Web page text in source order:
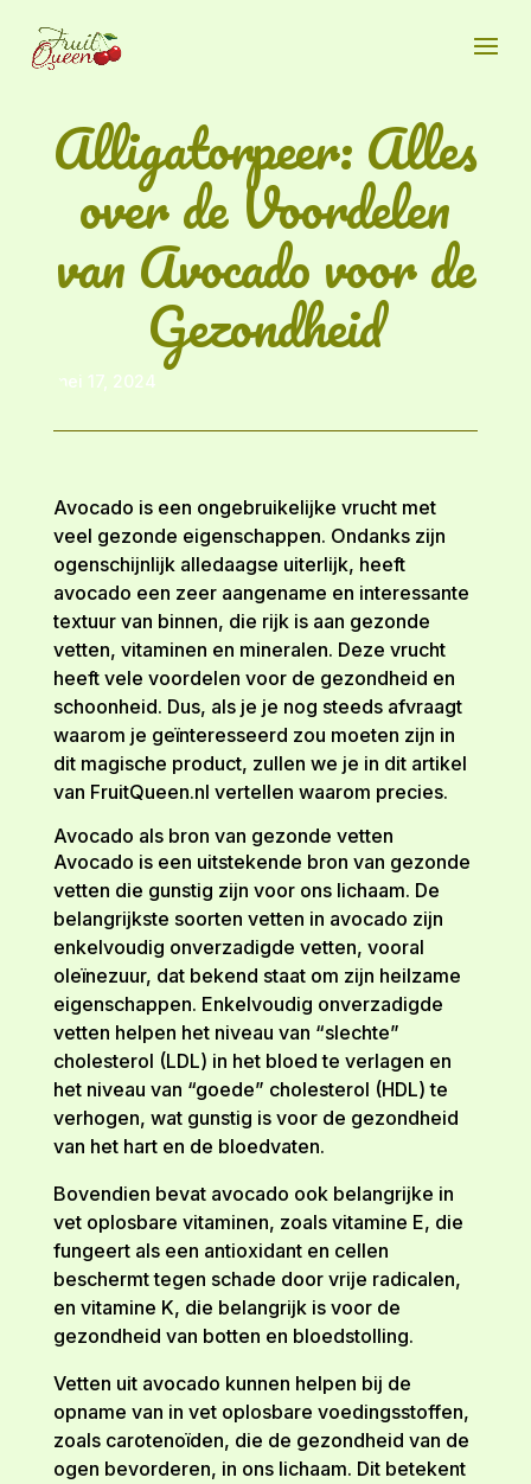
Alligatorpeer: Alles
over de Voordelen
van Avocado voor de
Gezondheid
mei 17, 2024
Avocado is een ongebruikelijke vrucht met
veel gezonde eigenschappen. Ondanks zijn
ogenschijnlijk alledaagse uiterlijk, heeft
avocado een zeer aangename en interessante
textuur van binnen, die rijk is aan gezonde
vetten, vitaminen en mineralen. Deze vrucht
heeft vele voordelen voor de gezondheid en
schoonheid. Dus, als je je nog steeds afvraagt
waarom je geïnteresseerd zou moeten zijn in
dit magische product, zullen we je in dit artikel
van FruitQueen.nl vertellen waarom precies.
Avocado als bron van gezonde vetten
Avocado is een uitstekende bron van gezonde
vetten die gunstig zijn voor ons lichaam. De
belangrijkste soorten vetten in avocado zijn
enkelvoudig onverzadigde vetten, vooral
oleïnezuur, dat bekend staat om zijn heilzame
eigenschappen. Enkelvoudig onverzadigde
vetten helpen het niveau van “slechte”
cholesterol (LDL) in het bloed te verlagen en
het niveau van “goede” cholesterol (HDL) te
verhogen, wat gunstig is voor de gezondheid
van het hart en de bloedvaten.
Bovendien bevat avocado ook belangrijke in
vet oplosbare vitaminen, zoals vitamine E, die
fungeert als een antioxidant en cellen
beschermt tegen schade door vrije radicalen,
en vitamine K, die belangrijk is voor de
gezondheid van botten en bloedstolling.
Vetten uit avocado kunnen helpen bij de
opname van in vet oplosbare voedingsstoffen,
zoals carotenoïden, die de gezondheid van de
ogen bevorderen, in ons lichaam. Dit betekent